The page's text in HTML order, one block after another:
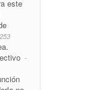
este
-